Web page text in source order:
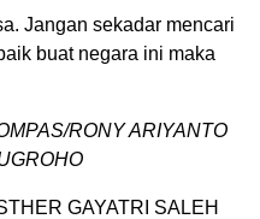
Jangan sekadar mencari
buat negara ini maka
RONY ARIYANTO
GAYATRI SALEH